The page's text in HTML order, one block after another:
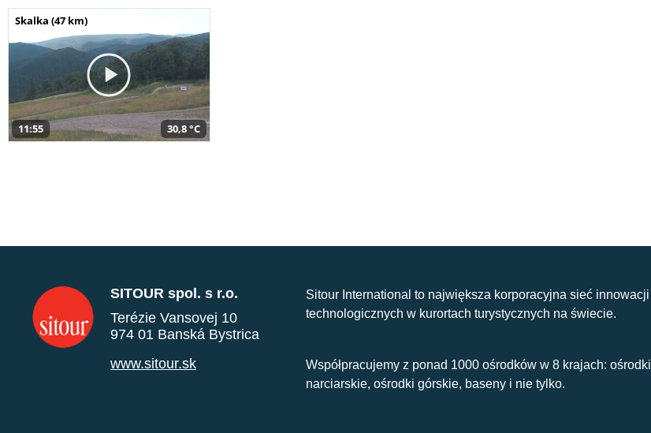
Skalka (47 km)
11:55 30,8 °C
SITOUR spol. s r.o.
Terézie Vansovej 10
974 01 Banská Bystrica
www.sitour.sk
Sitour International to największa korporacyjna sieć innowacji
technologicznych w kurortach turystycznych na świecie.
Współpracujemy z ponad 1000 ośrodków w 8 krajach: ośrodki
narciarskie, ośrodki górskie, baseny i nie tylko.